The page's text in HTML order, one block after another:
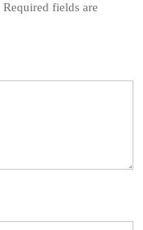
Required fields are